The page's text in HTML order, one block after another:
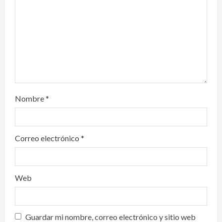
Nombre*
Correo electrónico *
Web
Guardar mi nombre, correo electrónico y sitio web